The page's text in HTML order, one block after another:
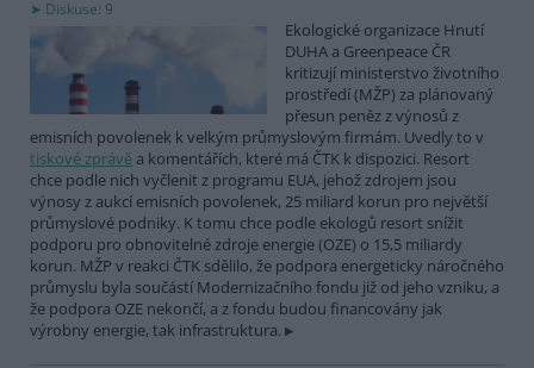
Diskuse: 9
Ekologické organizace Hnutí
DUHA a Greenpeace ČR
kritizují ministerstvo životního
prostředí (MŽP) za plánovaný
přesun peněz z výnosů z
emisních povolenek k velkým průmyslovým firmám. Uvedly to v
tiskové zprávě a komentářích, které má ČTK k dispozici. Resort
chce podle nich vyčlenit z programu EUA, jehož zdrojem jsou
výnosy z aukcí emisních povolenek, 25 miliard korun pro největší
průmyslové podniky. K tomu chce podle ekologů resort snížit
podporu pro obnovitelné zdroje energie (OZE) o 15,5 miliardy
korun. MŽP v reakci ČTK sdělilo, že podpora energeticky náročného
průmyslu byla součástí Modernizačního fondu již od jeho vzniku, a
že podpora OZE nekončí, a z fondu budou financovány jak
výrobny energie, tak infrastruktura.